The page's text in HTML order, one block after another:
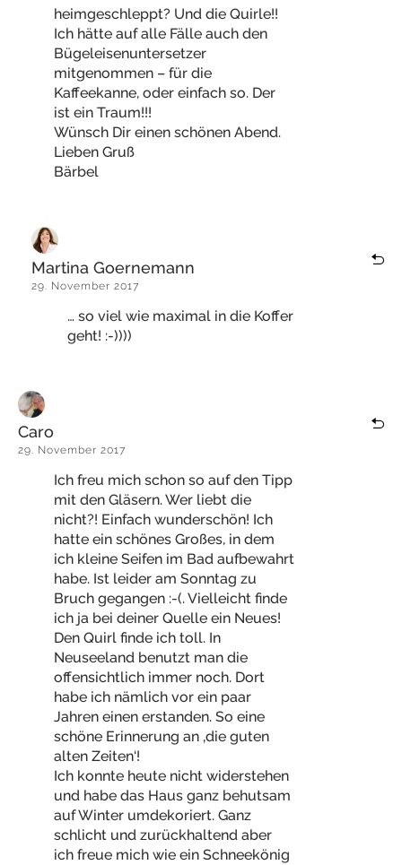
heimgeschleppt? Und die Quirle!!
Ich hätte auf alle Fälle auch den
Bügeleisenuntersetzer
mitgenommen – für die
Kaffeekanne, oder einfach so. Der
ist ein Traum!!!
Wünsch Dir einen schönen Abend.
Lieben Gruß
Bärbel
Martina Goernemann
29. November 2017
… so viel wie maximal in die Koffer
geht! :-))))
Caro
29. November 2017
Ich freu mich schon so auf den Tipp
mit den Gläsern. Wer liebt die
nicht?! Einfach wunderschön! Ich
hatte ein schönes Großes, in dem
ich kleine Seifen im Bad aufbewahrt
habe. Ist leider am Sonntag zu
Bruch gegangen :-(. Vielleicht finde
ich ja bei deiner Quelle ein Neues!
Den Quirl finde ich toll. In
Neuseeland benutzt man die
offensichtlich immer noch. Dort
habe ich nämlich vor ein paar
Jahren einen erstanden. So eine
schöne Erinnerung an ‚die guten
alten Zeiten‘!
Ich konnte heute nicht widerstehen
und habe das Haus ganz behutsam
auf Winter umdekoriert. Ganz
schlicht und zurückhaltend aber
ich freue mich wie ein Schneekönig